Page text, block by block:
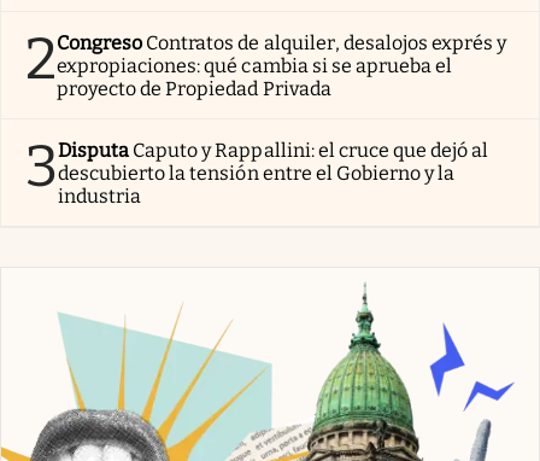
2Congreso Contratos de alquiler, desalojos exprés y
expropiaciones: qué cambia si se aprueba el
proyecto de Propiedad Privada
3Disputa Caputo y Rappallini: el cruce que dejó al
descubierto la tensión entre el Gobierno y la
industria